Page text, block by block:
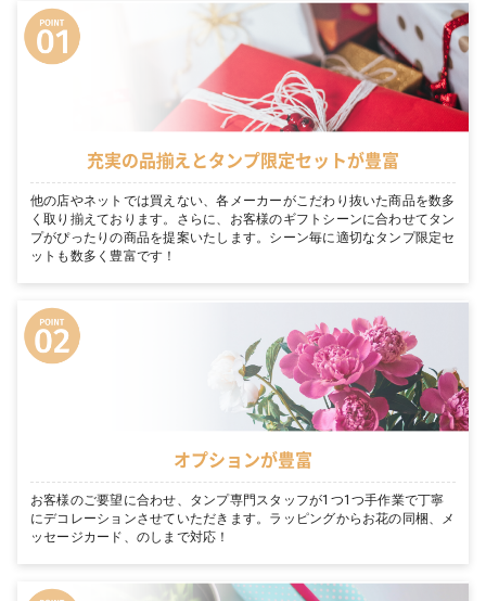
充実の品揃えとタンプ限定セットが豊富
他の店やネットでは買えない、各メーカーがこだわり抜いた商品を数多
く取り揃えております。さらに、お客様のギフトシーンに合わせてタン
プがぴったりの商品を提案いたします。シーン毎に適切なタンプ限定セ
ットも数多く豊富です！
オプションが豊富
お客様のご要望に合わせ、タンプ専門スタッフが1つ1つ手作業で丁寧
にデコレーションさせていただきます。ラッピングからお花の同梱、メ
ッセージカード、のしまで対応！